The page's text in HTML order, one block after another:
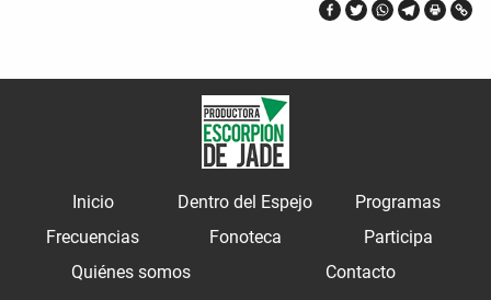
Inicio Dentro del Espejo
Programas
Frecuencias
Fonoteca
Participa
Quiénes somos
Contacto